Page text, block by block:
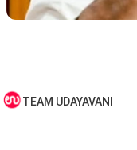
TEAM UDAYAVANI